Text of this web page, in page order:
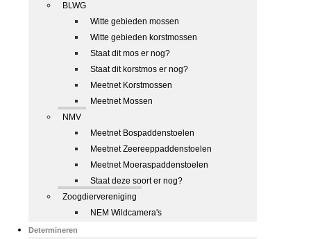
BLWG
Witte gebieden mossen
Witte gebieden korstmossen
Staat dit mos er nog?
Staat dit korstmos er nog?
Meetnet Korstmossen
Meetnet Mossen
NMV
Meetnet Bospaddenstoelen
Meetnet Zeereeppaddenstoelen
Meetnet Moeraspaddenstoelen
Staat deze soort er nog?
Zoogdiervereniging
NEM Wildcamera's
Determineren